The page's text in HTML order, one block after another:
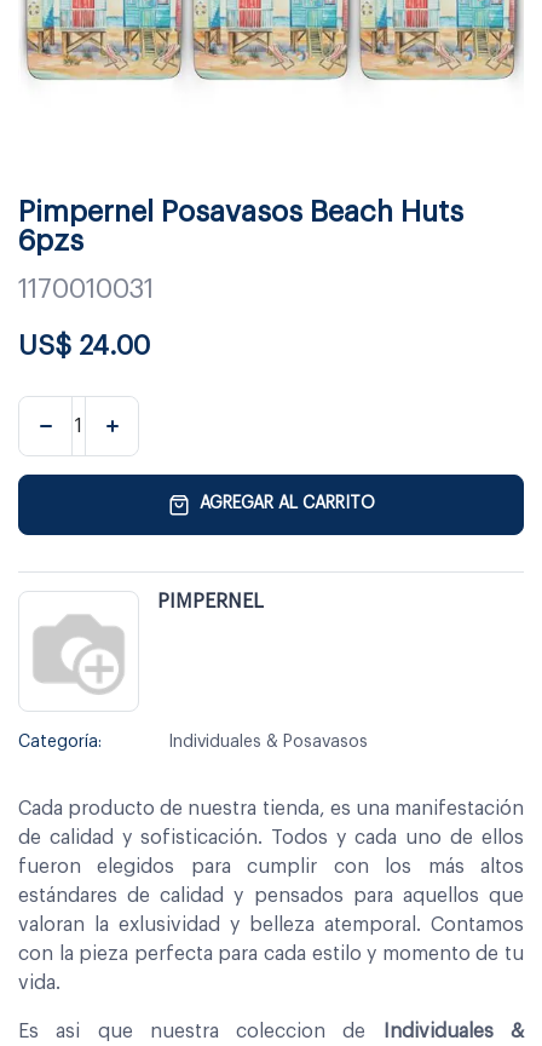
Pimpernel Posavasos Beach Huts
6pzs
1170010031
US$ 24.00
AGREGAR AL CARRITO
PIMPERNEL
Categoría: Individuales & Posavasos
Cada producto de nuestra tienda, es una manifestación
de calidad y sofisticación. Todos y cada uno de ellos
fueron elegidos para cumplir con los más altos
estándares de calidad y pensados para aquellos que
valoran la exlusividad y belleza atemporal. Contamos
con la pieza perfecta para cada estilo y momento de tu
vida.
Es asi que nuestra coleccion de
Individuales &